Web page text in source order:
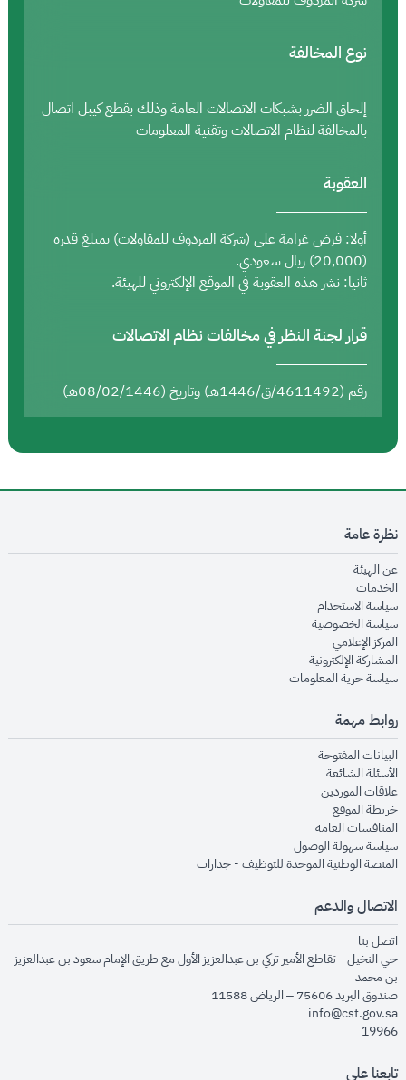
نوع المخالفة
إلحاق الضرر بشبكات الاتصالات العامة وذلك بقطع كيبل اتصال
بالمخالفة لنظام الاتصالات وتقنية المعلومات
العقوبة
أولا: فرض غرامة على (شركة المردوف للمقاولات) بمبلغ قدره
(20,000) ريال سعودي.
ثانيا: نشر هذه العقوبة في الموقع الإلكتروني للهيئة.
قرار لجنة النظر في مخالفات نظام الاتصالات
رقم (4611492/ق/1446هـ) وتاريخ (08/02/1446هـ)
نظرة عامة
عن الهيئةopens in new window
الخدماتopens in new window
سياسة الاستخدام
سياسة الخصوصيةopens in new window
المركز الإعلاميopens in new window
المشاركة الإلكترونيةopens in new window
سياسة حرية المعلوماتopens in new window
روابط مهمة
البيانات المفتوحةopens in new window
الأسئلة الشائعةopens in new window
علاقات الموردينopens in new window
خريطة الموقعopens in new window
المنافسات العامةopens in new window
سياسة سهولة الوصولopens in new window
المنصة الوطنية الموحدة للتوظيف - جداراتopens in new window
الاتصال والدعم
اتصل بنا
حي النخيل - تقاطع الأمير تركي بن عبدالعزيز الأول مع طريق الإمام سعود بن عبدالعزيز
بن محمد
صندوق البريد 75606 – الرياض 11588
info@cst.gov.sa
19966
تابعنا على